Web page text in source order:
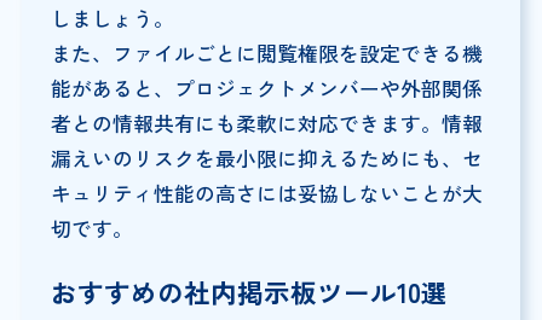
しましょう。
また、ファイルごとに閲覧権限を設定できる機
能があると、プロジェクトメンバーや外部関係
者との情報共有にも柔軟に対応できます。情報
漏えいのリスクを最小限に抑えるためにも、セ
キュリティ性能の高さには妥協しないことが大
切です。
おすすめの社内掲示板ツール10選